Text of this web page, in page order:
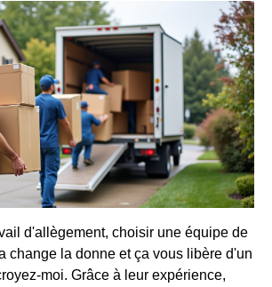
d'allègement, choisir une équipe de
change la donne et ça vous libère d'un
moi. Grâce à leur expérience,